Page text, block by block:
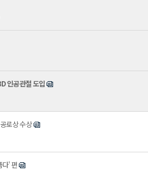
인공관절 도입
로상 수상
다' 편